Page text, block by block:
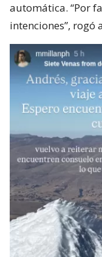
automática. “Por
intenciones”, rogó